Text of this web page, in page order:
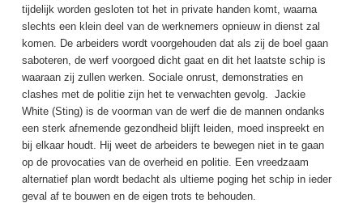
tijdelijk worden gesloten tot het in private handen komt, waarna
slechts een klein deel van de werknemers opnieuw in dienst zal
komen. De arbeiders wordt voorgehouden dat als zij de boel gaan
saboteren, de werf voorgoed dicht gaat en dit het laatste schip is
waaraan zij zullen werken. Sociale onrust, demonstraties en
clashes met de politie zijn het te verwachten gevolg. Jackie
White (Sting) is de voorman van de werf die de mannen ondanks
een sterk afnemende gezondheid blijft leiden, moed inspreekt en
bij elkaar houdt. Hij weet de arbeiders te bewegen niet in te gaan
op de provocaties van de overheid en politie. Een vreedzaam
alternatief plan wordt bedacht als ultieme poging het schip in ieder
geval af te bouwen en de eigen trots te behouden.